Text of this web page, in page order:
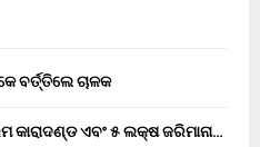
ବର୍ତ୍ତିଲେ ଚାଳକ
ଏବଂ ₹୫ ଲକ୍ଷ ଜରିମାନା…